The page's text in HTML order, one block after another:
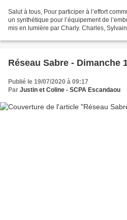
Salut à tous, Pour participer à l’effort
un synthétique pour l’équipement de
mis en lumière par Charly. Charles,
Réseau Sabre - Dimanche
Publié le 19/07/2020 à 09:17
Par Justin et Coline - SCPA Escandaou